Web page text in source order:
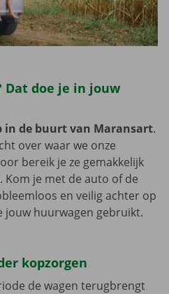
Dat doe je in jouw
in de buurt van Maransart.
over waar we onze
bereik je ze gemakkelijk
je met de auto of de
en veilig achter op
jouw huurwagen gebruikt.
kopzorgen
de wagen terugbrengt